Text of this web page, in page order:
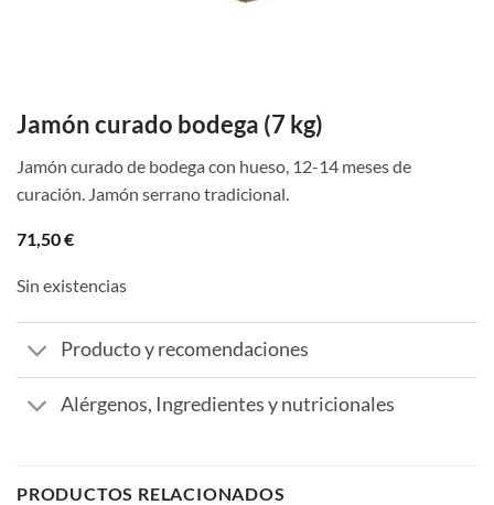
Jamón curado bodega (7 kg)
Jamón curado de bodega con hueso, 12-14 meses de
curación. Jamón serrano tradicional.
71,50€
Sin existencias
Producto y recomendaciones
Alérgenos, Ingredientes y nutricionales
PRODUCTOS RELACIONADOS